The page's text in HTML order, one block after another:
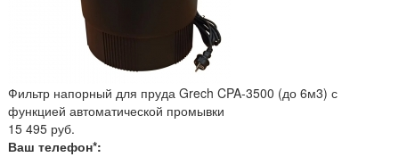
Фильтр напорный для пруда Grech CPA-3500 (до 6м3) с
функцией автоматической промывки
15 495 руб.
Ваш телефон*: